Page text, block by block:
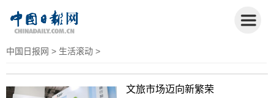
中国日报网 > 生活滚动 >
文旅市场迈向新繁荣